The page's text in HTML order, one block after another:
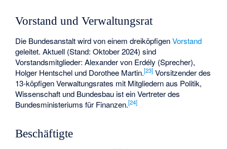
Vorstand und Verwaltungsrat
Die Bundesanstalt wird von einem dreiköpfigenVorstand
geleitet. Aktuell (Stand: Oktober 2024) sind
Vorstandsmitglieder: Alexander von Erdély (Sprecher),
Holger Hentschel und Dorothee Martin.[23] Vorsitzender des
13-köpfigen Verwaltungsrates mit Mitgliedern aus Politik,
Wissenschaft und Bundesbau ist ein Vertreter des
Bundesministeriums für Finanzen.[24]
Beschäftigte